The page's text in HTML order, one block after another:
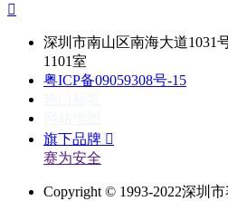

深圳市南山区南海大道1031
1101室
粤ICP备09059308号-15
旗下品牌 
赛为安全
Copyright © 1993-2022深圳